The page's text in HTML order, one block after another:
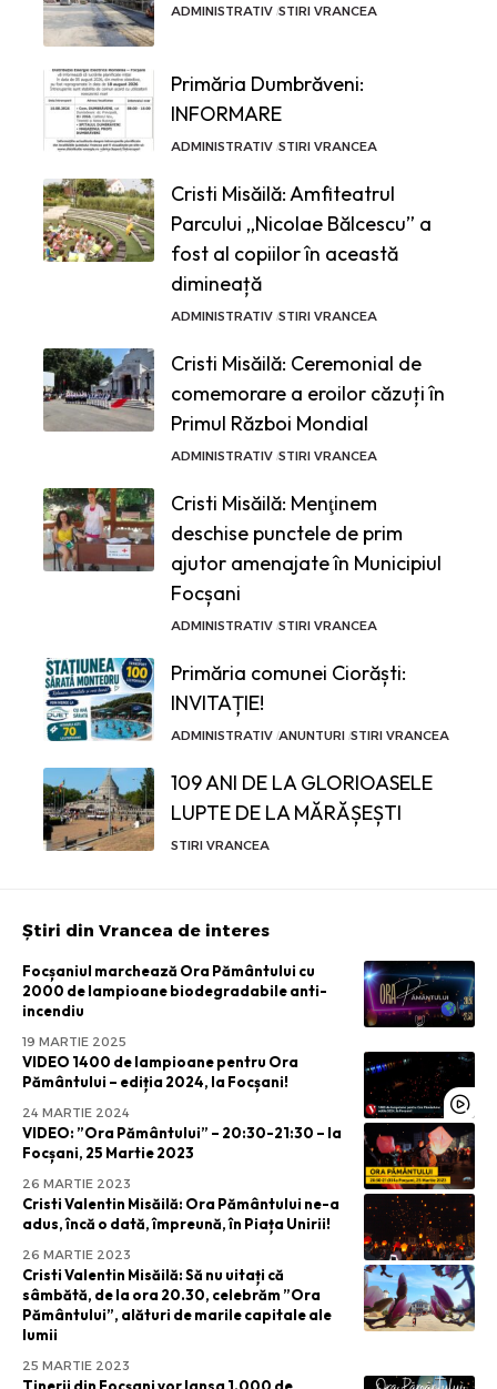
ADMINISTRATIV STIRI VRANCEA
Primăria Dumbrăveni:
INFORMARE
ADMINISTRATIV STIRI VRANCEA
Cristi Misăilă: Amfiteatrul
Parcului „Nicolae Bălcescu” a
fost al copiilor în această
dimineață
ADMINISTRATIV STIRI VRANCEA
Cristi Misăilă: Ceremonial de
comemorare a eroilor căzuți în
Primul Război Mondial
ADMINISTRATIV STIRI VRANCEA
Cristi Misăilă: Menţinem
deschise punctele de prim
ajutor amenajate în Municipiul
Focșani
ADMINISTRATIV STIRI VRANCEA
Primăria comunei Ciorăști:
INVITAȚIE!
ADMINISTRATIV ANUNTURI STIRI VRANCEA
109 ANI DE LA GLORIOASELE
LUPTE DE LA MĂRĂȘEȘTI
STIRI VRANCEA
Știri din Vrancea de interes
Focșaniul marchează Ora Pământului cu
2000 de lampioane biodegradabile anti-
incendiu
19 MARTIE 2025
VIDEO 1400 de lampioane pentru Ora
Pământului – ediția 2024, la Focșani!
24 MARTIE 2024
VIDEO: ”Ora Pământului” – 20:30-21:30 – la
Focșani, 25 Martie 2023
26 MARTIE 2023
Cristi Valentin Misăilă: Ora Pământului ne-a
adus, încă o dată, împreună, în Piața Unirii!
26 MARTIE 2023
Cristi Valentin Misăilă: Să nu uitați că
sâmbătă, de la ora 20.30, celebrăm ”Ora
Pământului”, alături de marile capitale ale
lumii
25 MARTIE 2023
Tinerii din Focșani vor lansa 1.000 de